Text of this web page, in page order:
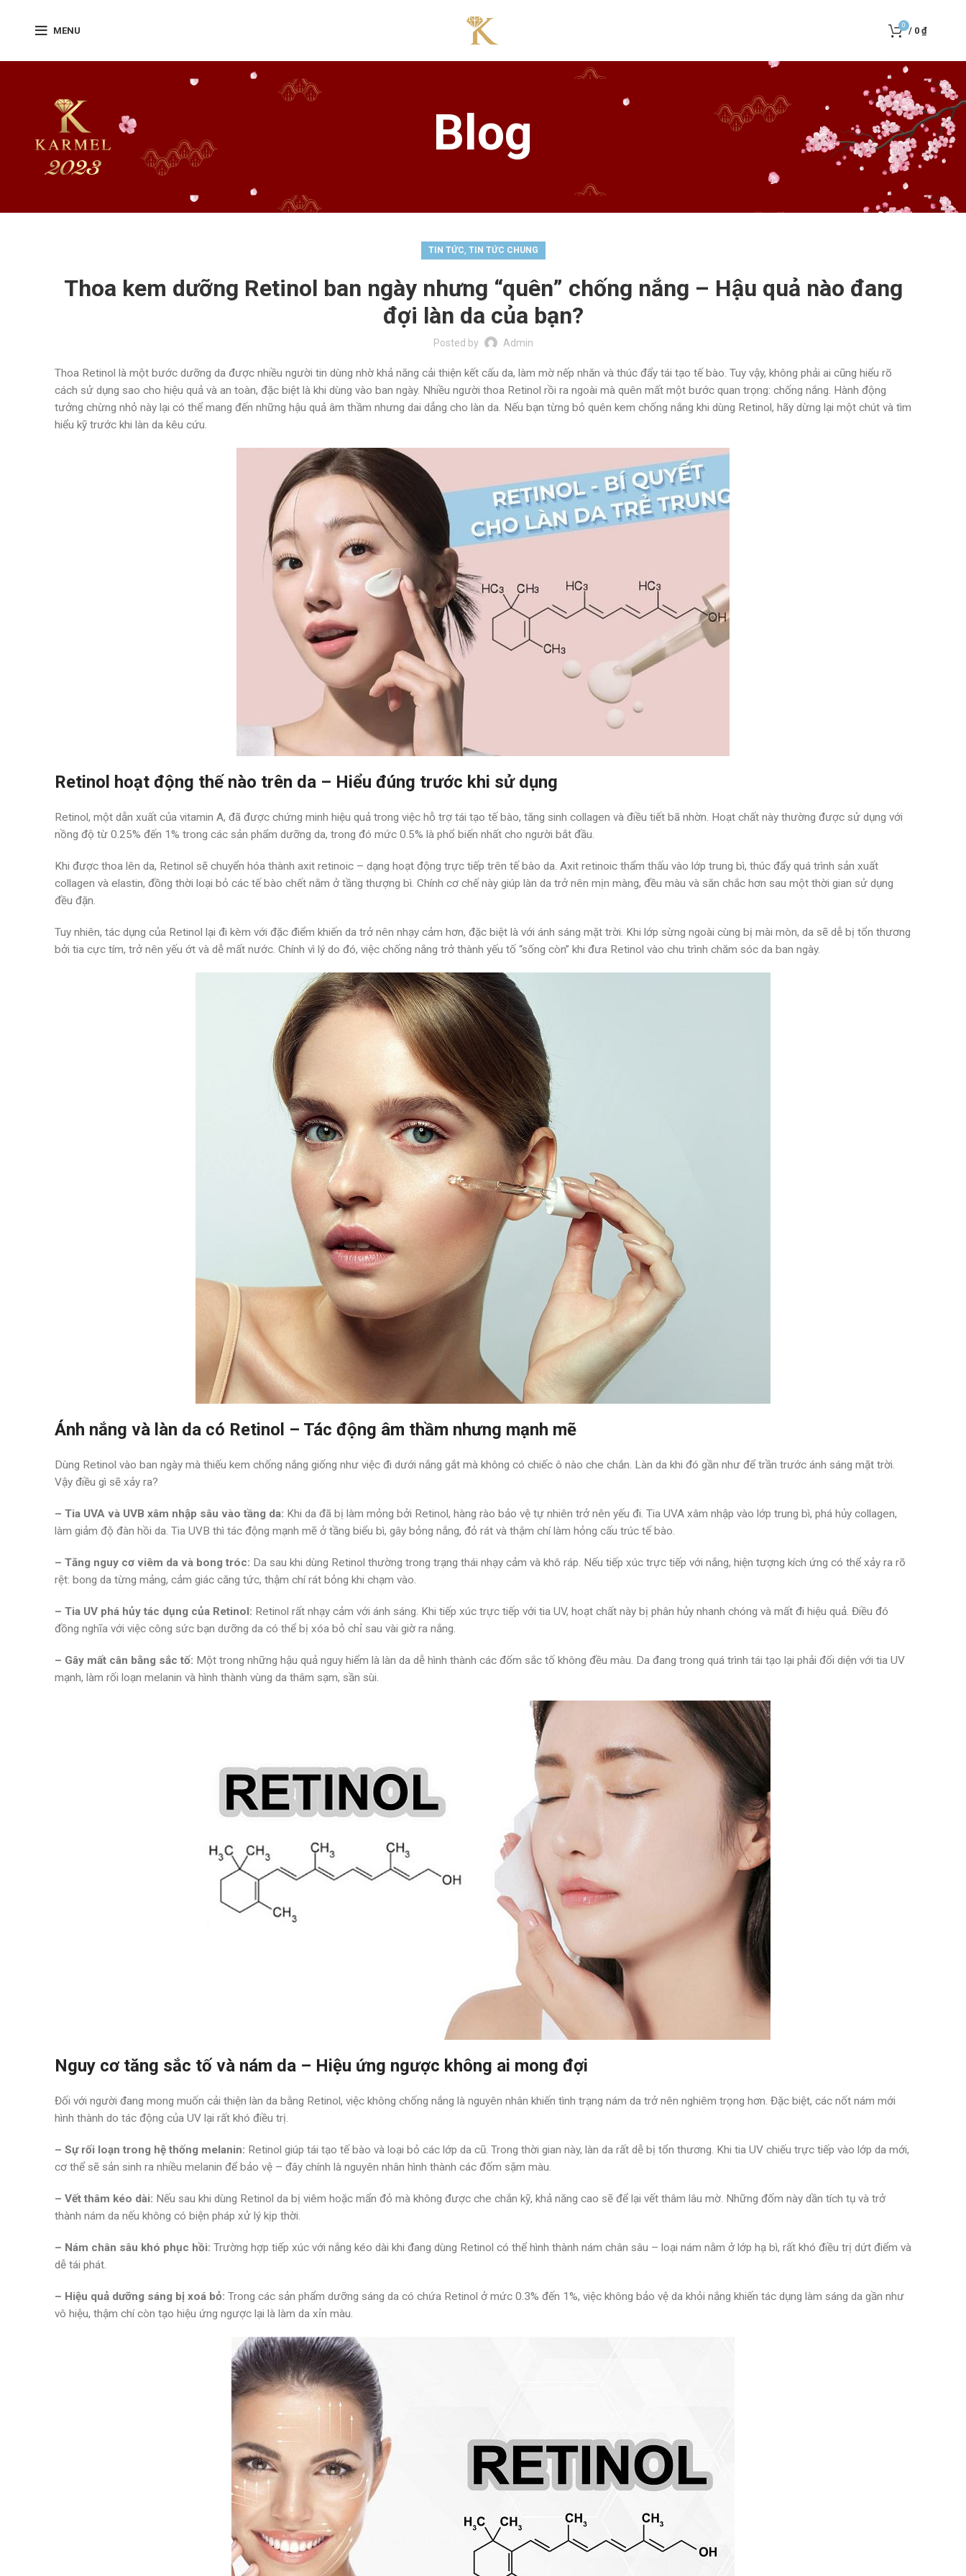
MENU
0
/ 0₫
Blog
TIN TỨC, TIN TỨC CHUNG
Thoa kem dưỡng Retinol ban ngày nhưng “quên” chống nắng – Hậu quả nào đang
đợi làn da của bạn?
Posted by Admin
Thoa Retinol là một bước dưỡng da được nhiều người tin dùng nhờ khả năng cải thiện kết cấu da, làm mờ nếp nhăn và thúc đẩy tái tạo tế bào. Tuy vậy, không phải ai cũng hiểu rõ
cách sử dụng sao cho hiệu quả và an toàn, đặc biệt là khi dùng vào ban ngày. Nhiều người thoa Retinol rồi ra ngoài mà quên mất một bước quan trọng: chống nắng. Hành động
tưởng chừng nhỏ này lại có thể mang đến những hậu quả âm thầm nhưng dai dẳng cho làn da. Nếu bạn từng bỏ quên kem chống nắng khi dùng Retinol, hãy dừng lại một chút và tìm
hiểu kỹ trước khi làn da kêu cứu.
Retinol hoạt động thế nào trên da – Hiểu đúng trước khi sử dụng
Retinol, một dẫn xuất của vitamin A, đã được chứng minh hiệu quả trong việc hỗ trợ tái tạo tế bào, tăng sinh collagen và điều tiết bã nhờn. Hoạt chất này thường được sử dụng với
nồng độ từ 0.25% đến 1% trong các sản phẩm dưỡng da, trong đó mức 0.5% là phổ biến nhất cho người bắt đầu.
Khi được thoa lên da, Retinol sẽ chuyển hóa thành axit retinoic – dạng hoạt động trực tiếp trên tế bào da. Axit retinoic thẩm thấu vào lớp trung bì, thúc đẩy quá trình sản xuất
collagen và elastin, đồng thời loại bỏ các tế bào chết nằm ở tầng thượng bì. Chính cơ chế này giúp làn da trở nên mịn màng, đều màu và săn chắc hơn sau một thời gian sử dụng
đều đặn.
Tuy nhiên, tác dụng của Retinol lại đi kèm với đặc điểm khiến da trở nên nhạy cảm hơn, đặc biệt là với ánh sáng mặt trời. Khi lớp sừng ngoài cùng bị mài mòn, da sẽ dễ bị tổn thương
bởi tia cực tím, trở nên yếu ớt và dễ mất nước. Chính vì lý do đó, việc chống nắng trở thành yếu tố “sống còn” khi đưa Retinol vào chu trình chăm sóc da ban ngày.
Ánh nắng và làn da có Retinol – Tác động âm thầm nhưng mạnh mẽ
Dùng Retinol vào ban ngày mà thiếu kem chống nắng giống như việc đi dưới nắng gắt mà không có chiếc ô nào che chắn. Làn da khi đó gần như để trần trước ánh sáng mặt trời.
Vậy điều gì sẽ xảy ra?
– Tia UVA và UVB xâm nhập sâu vào tầng da: Khi da đã bị làm mỏng bởi Retinol, hàng rào bảo vệ tự nhiên trở nên yếu đi. Tia UVA xâm nhập vào lớp trung bì, phá hủy collagen,
làm giảm độ đàn hồi da. Tia UVB thì tác động mạnh mẽ ở tầng biểu bì, gây bỏng nắng, đỏ rát và thậm chí làm hỏng cấu trúc tế bào.
– Tăng nguy cơ viêm da và bong tróc: Da sau khi dùng Retinol thường trong trạng thái nhạy cảm và khô ráp. Nếu tiếp xúc trực tiếp với nắng, hiện tượng kích ứng có thể xảy ra rõ
rệt: bong da từng mảng, cảm giác căng tức, thậm chí rát bỏng khi chạm vào.
– Tia UV phá hủy tác dụng của Retinol: Retinol rất nhạy cảm với ánh sáng. Khi tiếp xúc trực tiếp với tia UV, hoạt chất này bị phân hủy nhanh chóng và mất đi hiệu quả. Điều đó
đồng nghĩa với việc công sức bạn dưỡng da có thể bị xóa bỏ chỉ sau vài giờ ra nắng.
– Gây mất cân bằng sắc tố: Một trong những hậu quả nguy hiểm là làn da dễ hình thành các đốm sắc tố không đều màu. Da đang trong quá trình tái tạo lại phải đối diện với tia UV
mạnh, làm rối loạn melanin và hình thành vùng da thâm sạm, sần sùi.
Nguy cơ tăng sắc tố và nám da – Hiệu ứng ngược không ai mong đợi
Đối với người đang mong muốn cải thiện làn da bằng Retinol, việc không chống nắng là nguyên nhân khiến tình trạng nám da trở nên nghiêm trọng hơn. Đặc biệt, các nốt nám mới
hình thành do tác động của UV lại rất khó điều trị.
– Sự rối loạn trong hệ thống melanin: Retinol giúp tái tạo tế bào và loại bỏ các lớp da cũ. Trong thời gian này, làn da rất dễ bị tổn thương. Khi tia UV chiếu trực tiếp vào lớp da mới,
cơ thể sẽ sản sinh ra nhiều melanin để bảo vệ – đây chính là nguyên nhân hình thành các đốm sậm màu.
– Vết thâm kéo dài: Nếu sau khi dùng Retinol da bị viêm hoặc mẩn đỏ mà không được che chắn kỹ, khả năng cao sẽ để lại vết thâm lâu mờ. Những đốm này dần tích tụ và trở
thành nám da nếu không có biện pháp xử lý kịp thời.
– Nám chân sâu khó phục hồi: Trường hợp tiếp xúc với nắng kéo dài khi đang dùng Retinol có thể hình thành nám chân sâu – loại nám nằm ở lớp hạ bì, rất khó điều trị dứt điểm và
dễ tái phát.
– Hiệu quả dưỡng sáng bị xoá bỏ: Trong các sản phẩm dưỡng sáng da có chứa Retinol ở mức 0.3% đến 1%, việc không bảo vệ da khỏi nắng khiến tác dụng làm sáng da gần như
vô hiệu, thậm chí còn tạo hiệu ứng ngược lại là làm da xỉn màu.